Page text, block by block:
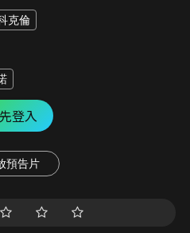
克倫
登入
預告片